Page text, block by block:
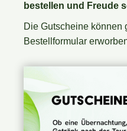
bestellen und Freude
Die Gutscheine können
Bestellformular